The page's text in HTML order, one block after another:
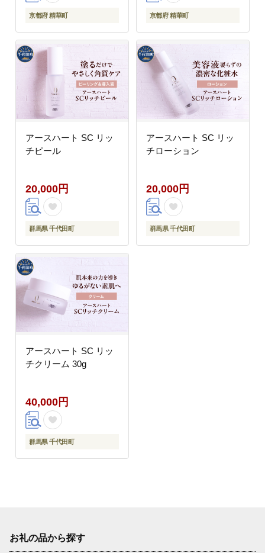
京都府 精華町 京都府 精華町
アースハート SC リッ
チピール
20,000円
群馬県 千代田町
アースハート SC リッ
チローション
20,000円
群馬県 千代田町
アースハート SC リッ
チクリーム 30g
40,000円
群馬県 千代田町
お礼の品から探す